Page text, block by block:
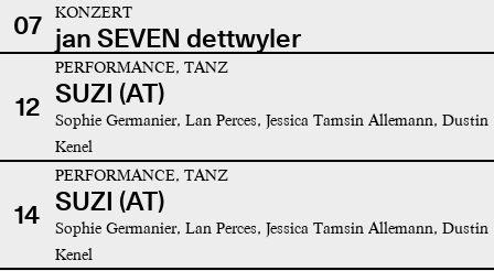
07
KONZERT
jan SEVEN dettwyler
12
PERFORMANCE, TANZ
SUZI (AT)
Sophie Germanier, Lan Perces, Jessica Tamsin Allemann, Dustin
Kenel
14
PERFORMANCE, TANZ
SUZI (AT)
Sophie Germanier, Lan Perces, Jessica Tamsin Allemann, Dustin
Kenel